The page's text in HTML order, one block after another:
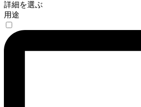
詳細を選ぶ
用途